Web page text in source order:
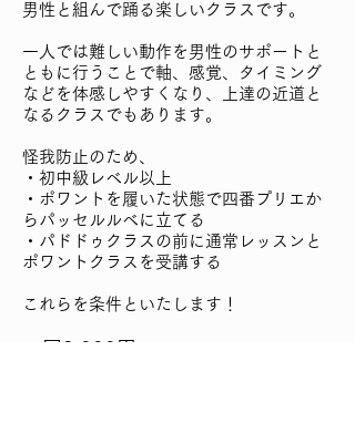
男性と組んで踊る楽しいクラスです。
一人では難しい動作を男性のサポートと
ともに行うことで軸、感覚、タイミング
などを体感しやすくなり、上達の近道と
なるクラスでもあります。
怪我防止のため、
・初中級レベル以上
・ポワントを履いた状態で四番プリエか
らパッセルルベに立てる
・パドドゥクラスの前に通常レッスンと
ポワントクラスを受講する
これらを条件といたします！
一回3,000円​